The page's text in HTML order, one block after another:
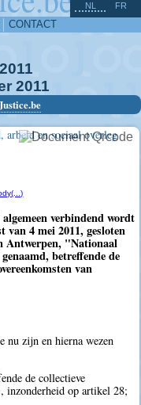
CONTACT
NL FR
2011
2011
arbeid en sociaal overleg
verbindend wordt
van 4 mei 2011, gesloten
Antwerpen, "Nationaal
betreffende de
van
zijn en hierna wezen
de collectieve
inzonderheid op artikel 28;
^